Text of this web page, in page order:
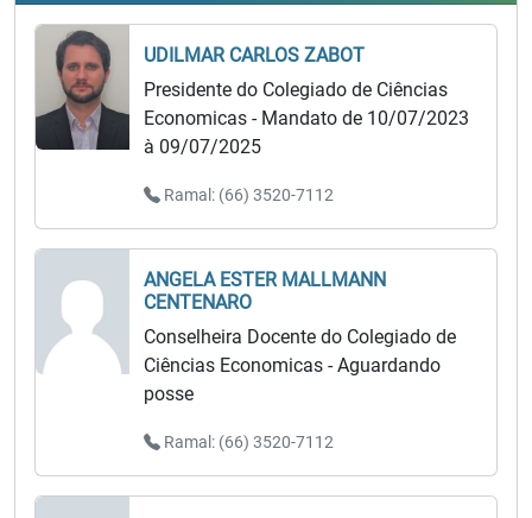
UDILMAR CARLOS ZABOT
Presidente do Colegiado de Ciências
Economicas - Mandato de 10/07/2023
à 09/07/2025
Ramal: (66) 3520-7112
ANGELA ESTER MALLMANN
CENTENARO
Conselheira Docente do Colegiado de
Ciências Economicas - Aguardando
posse
Ramal: (66) 3520-7112